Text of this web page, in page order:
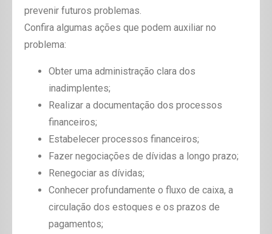
prevenir futuros problemas.
Confira algumas ações que podem auxiliar no
problema:
Obter uma administração clara dos
inadimplentes;
Realizar a documentação dos processos
financeiros;
Estabelecer processos financeiros;
Fazer negociações de dívidas a longo prazo;
Renegociar as dívidas;
Conhecer profundamente o fluxo de caixa, a
circulação dos estoques e os prazos de
pagamentos;